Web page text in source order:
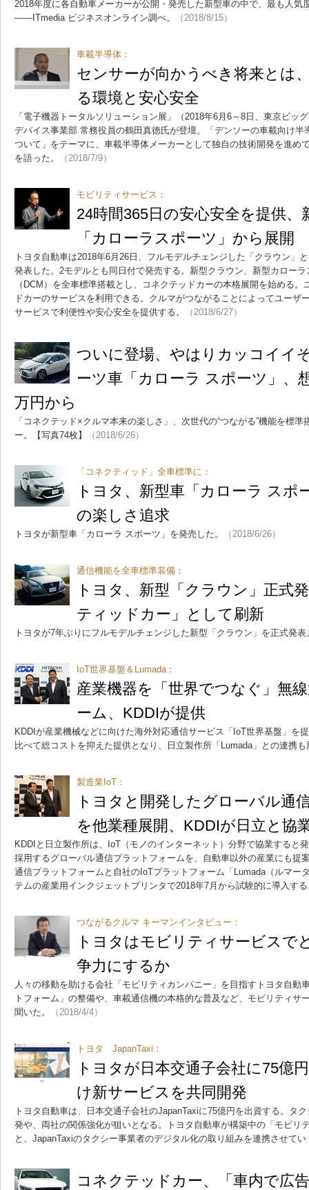
2018年度に各自動車メーカーが公開・発売した新型車の中で、最も人気
――ITmedia ビジネスオンライン調べ。
（2018/8/15）
車載半導体：
センサーが向かうべき将来とは
る環境と安心安全
「電子機器トータルソリューション展」（2018年6月6～8日、東京ビッ
デバイス事業部 常務役員の鶴田真徳氏が登壇。「デンソーの車載向け
ついて」をテーマに、車載半導体メーカーとして独自の技術開発を進め
を語った。
（2018/7/9）
モビリティサービス：
24時間365日の安心安全を提供
「カローラスポーツ」から展開
トヨタ自動車は2018年6月26日、フルモデルチェンジした「クラウン」
発表した。2モデルとも同日付で発売する。新型クラウン、新型カロー
（DCM）を全車標準搭載とし、コネクテッドカーの本格展開を始める
ドカーのサービスを利用できる。クルマがつながることによってユーザ
サービスで利便性や安心安全を提供する。
（2018/6/27）
ついに登場、やはりカッコイイ
ーツ車「カローラ スポーツ」、
万円から
「コネクテッド×クルマ本来の楽しさ」、次世代の“つながる”機能を標
ー。【写真74枚】
（2018/6/26）
「コネクティッド」全車標準に：
トヨタ、新型車「カローラ ス
の楽しさ追求
トヨタが新型車「カローラ スポーツ」を発売した。 （2018/6/26）
通信機能を全車標準装備：
トヨタ、新型「クラウン」正式
ティッドカー」として刷新
トヨタが7年ぶりにフルモデルチェンジした新型「クラウン」を正式発表
IoT世界基盤＆Lumada：
産業機器を「世界でつなぐ」無
ーム、KDDIが提供
KDDIが産業機械などに向けた海外対応通信サービス「IoT世界基盤」を
比べて総コストを抑えた提供となり、日立製作所「Lumada」との連携
製造業IoT：
トヨタと開発したグローバル通
を他業種展開、KDDIが日立と協
KDDIと日立製作所は、IoT（モノのインターネット）分野で協業すると
採用するグローバル通信プラットフォームを、自動車以外の産業にも提
通信プラットフォームと自社のIoTプラットフォーム「Lumada（ルマー
テムの産業用インクジェットプリンタで2018年7月から試験的に導入す
つながるクルマ キーマンインタビュー：
トヨタはモビリティサービスで
争力にするか
人々の移動を助ける会社「モビリティカンパニー」を目指すトヨタ自動
トフォーム」の整備や、車載通信機の本格的な普及など、モビリティサ
聞いた。
（2018/4/4）
トヨタ JapanTaxi：
トヨタが日本交通子会社に75億
け新サービスを共同開発
トヨタ自動車は、日本交通子会社のJapanTaxiに75億円を出資する。タ
発や、両社の関係強化が狙いとなる。トヨタ自動車が構築中の「モビリ
と、JapanTaxiのタクシー事業者のデジタル化の取り組みを連携させてい
コネクテッドカー、「車内で広